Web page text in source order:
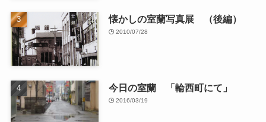
懐かしの室蘭写真展 （後編）
2010/07/28
今日の室蘭 「輪西町にて」
2016/03/19